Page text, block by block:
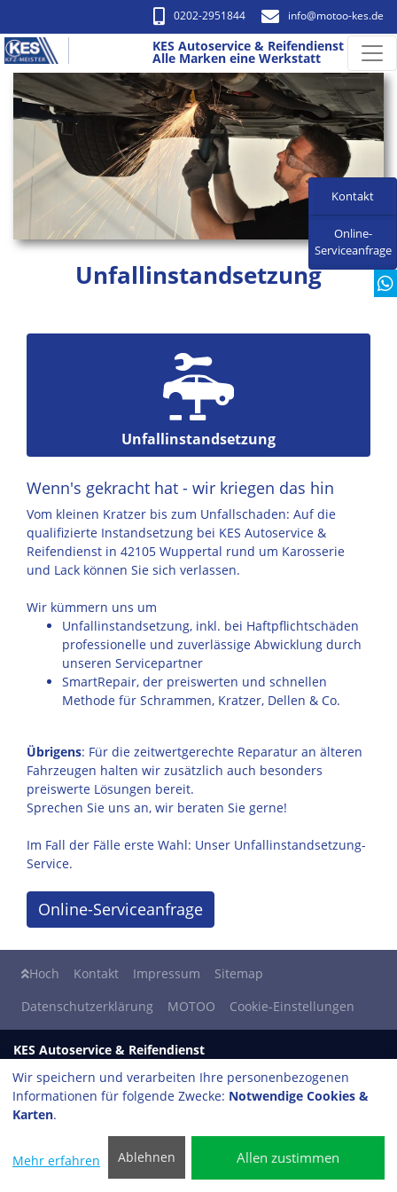
0202-2951844 info​@motoo-kes.de
KES Autoservice & Reifendienst
Alle Marken eine Werkstatt
Unfallinstandsetzung
Unfallinstandsetzung
Wenn's gekracht hat - wir kriegen das hin
Vom kleinen Kratzer bis zum Unfallschaden: Auf die
qualifizierte Instandsetzung bei KES Autoservice &
Reifendienst in 42105 Wuppertal rund um Karosserie
und Lack können Sie sich verlassen.
Wir kümmern uns um
Unfallinstandsetzung, inkl. bei Haftpflichtschäden
professionelle und zuverlässige Abwicklung durch
unseren Servicepartner
SmartRepair, der preiswerten und schnellen
Methode für Schrammen, Kratzer, Dellen & Co.
Übrigens: Für die zeitwertgerechte Reparatur an älteren
Fahrzeugen halten wir zusätzlich auch besonders
preiswerte Lösungen bereit.
Sprechen Sie uns an, wir beraten Sie gerne!
Im Fall der Fälle erste Wahl: Unser Unfallinstandsetzung-
Service.
Online-Serviceanfrage
Hoch Kontakt Impressum
Sitemap
Datenschutzerklärung
MOTOO Cookie-Einstellungen
KES Autoservice & Reifendienst
Alle Marken eine Werkstatt
Markomannenstraße 7
42105 Wuppertal
Tel: 0202- 29 51 844
info​@motoo-kes.de
Kontakt
Online-
Serviceanfrage
Wir speichern und verarbeiten Ihre personenbezogenen
Informationen für folgende Zwecke: Notwendige Cookies &
Karten.
Mehr erfahren Ablehnen Allen zustimmen